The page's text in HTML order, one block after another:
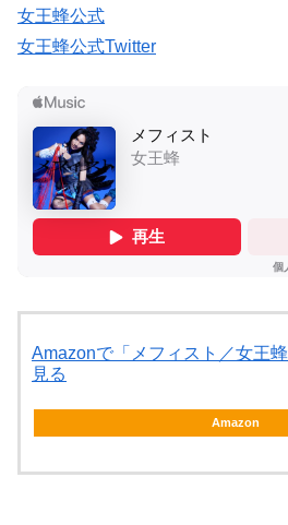
女王蜂公式
女王蜂公式Twitter
Amazonで「メフィスト／女王
見る
Amazon